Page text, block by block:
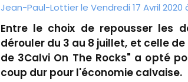
Jean-Paul-Lottier le Vendredi 17 Avril 2020
Entre le choix de repousser les
dérouler du 3 au 8 juillet, et celle
de 3Calvi On The Rocks" a opté
coup dur pour l'économie calvaise.